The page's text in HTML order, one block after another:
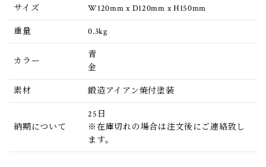
サイズ W120mm x D120mm x H150mm
重量 0.3kg
カラー
青
金
素材 鍛造アイアン焼付塗装
納期について
25日
※在庫切れの場合は注文後にご連絡致し
ます。